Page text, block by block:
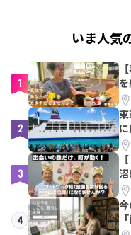
いま人気
1
2
3
4